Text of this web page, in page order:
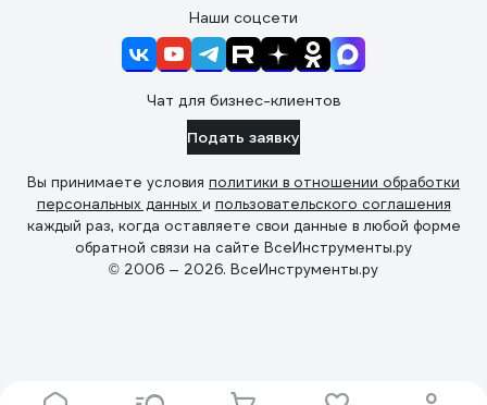
Наши соцсети
Чат для бизнес-клиентов
Подать заявку
Вы принимаете условия политики в отношении обработки
персональных данных и пользовательского соглашения
каждый раз, когда оставляете свои данные в любой форме
обратной связи на сайте ВсеИнструменты.ру
© 2006 — 2026. ВсеИнструменты.ру